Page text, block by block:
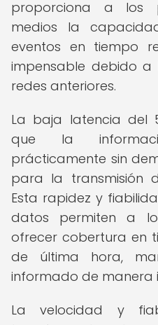
proporciona a los
medios la
eventos en tiempo
impensable debido a
redes anteriores.
La baja latencia del
que la
prácticamente sin
para la transmisión
Esta rapidez y
datos permiten a
ofrecer cobertura en
de última hora,
informado de manera
La velocidad y